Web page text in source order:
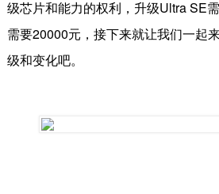
级芯片和能力的权利，升级Ultra SE
需要20000元，接下来就让我们一起
级和变化吧。